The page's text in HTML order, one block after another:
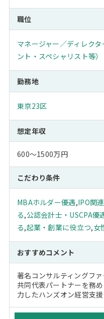
職位
マネージャー／ディレクタ
ント・スペシャリスト等）
勤務地
東京23区
想定年収
600～1500万円
こだわり条件
MBAホルダー優遇,IPO関
る,公認会計士・USCPA優
る,起業・創業に役立つ,女
おすすめコメント
著名コンサルティングフ
共同代表パートナーを務
力したハンズオン経営支援